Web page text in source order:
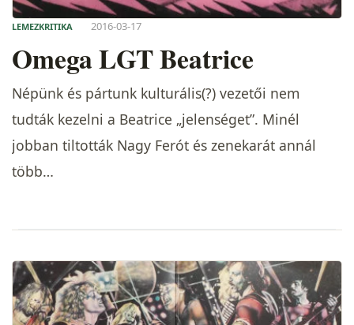
LEMEZKRITIKA 2016-03-17
Omega LGT Beatrice
Népünk és pártunk kulturális(?) vezetői nem
tudták kezelni a Beatrice „jelenséget”. Minél
jobban tiltották Nagy Ferót és zenekarát annál
több…